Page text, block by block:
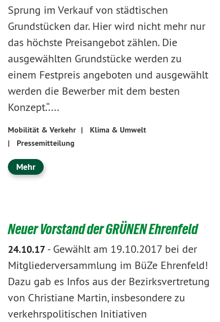
Sprung im Verkauf von städtischen
Grundstücken dar. Hier wird nicht mehr nur
das höchste Preisangebot zählen. Die
ausgewählten Grundstücke werden zu
einem Festpreis angeboten und ausgewählt
werden die Bewerber mit dem besten
Konzept.“....
Mobilität & Verkehr |
Klima & Umwelt
|
Pressemitteilung
Mehr
Neuer Vorstand der GRÜNEN Ehrenfeld
24.10.17- Gewählt am 19.10.2017 bei der
Mitgliederversammlung im BüZe Ehrenfeld!
Dazu gab es Infos aus der Bezirksvertretung
von Christiane Martin, insbesondere zu
verkehrspolitischen Initiativen